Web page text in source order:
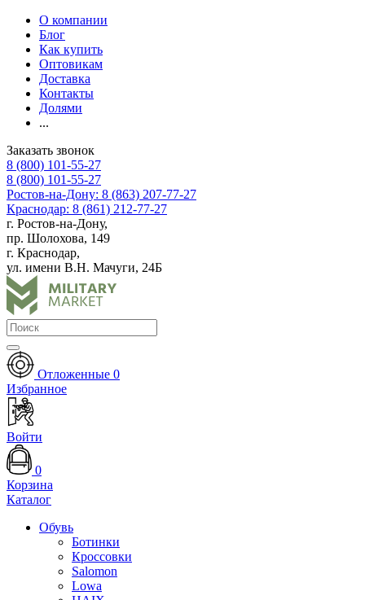
О компании
Блог
Как купить
Оптовикам
Доставка
Контакты
Долями
...
Заказать звонок
8 (800) 101-55-27
8 (800) 101-55-27
Ростов-на-Дону: 8 (863) 207-77-27
Краснодар: 8 (861) 212-77-27
г. Ростов-на-Дону,
пр. Шолохова, 149
г. Краснодар,
ул. имени В.Н. Мачуги, 24Б
Отложенные 0
Избранное
Войти
0
Корзина
Каталог
Обувь
Ботинки
Кроссовки
Salomon
Lowa